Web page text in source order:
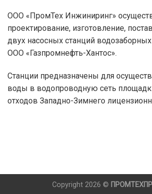
ООО «ПромТех Инжиниринг»
проектирование, изготовление,
двух насосных станций
ООО «Газпромнефть-Хантос».
Станции предназначены для
воды в водопроводную сеть
отходов Западно-Зимнего
Copyright 2026 ©